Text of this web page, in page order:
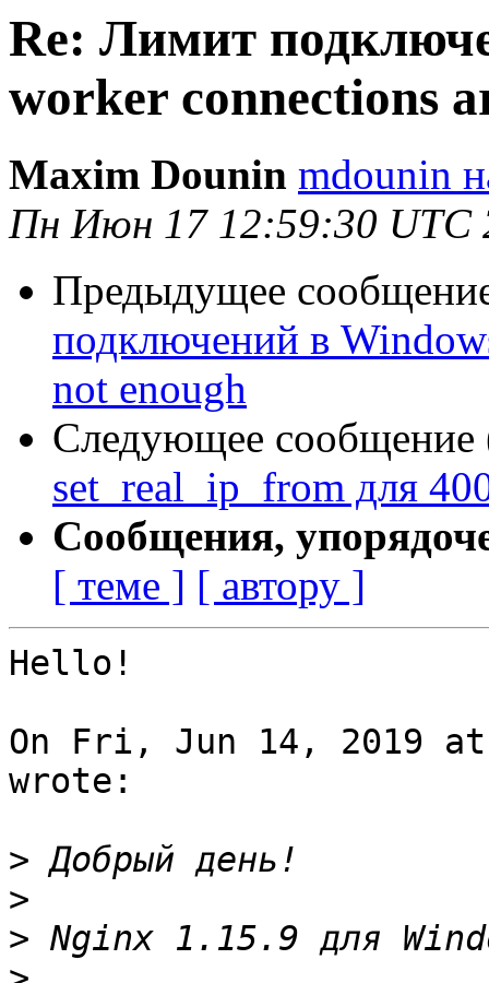
Re: Лимит
worker connections
Maxim Dounin mdounin
Пн Июн 17 12:59:30 UTC
Предыдущее
подключений в
not enough
Следующее сообщение
set_real_ip_from для
Сообщения,
[ теме ] [ автору ]
Hello!
On Fri, Jun 14, 2019
wrote:
>
>
>